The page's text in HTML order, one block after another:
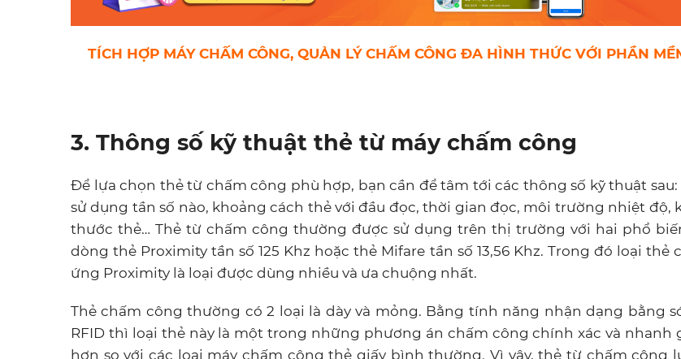
TÍCH HỢP MÁY CHẤM CÔNG, QUẢN LÝ CHẤM CÔNG ĐA HÌNH THỨC VỚI PHẦN
3. Thông số kỹ thuật thẻ từ máy chấm công
Để lựa chọn thẻ từ chấm công phù hợp, bạn cần để tâm tới các thông số kỹ thuật sau:
sử dụng tần số nào, khoảng cách thẻ với đầu đọc, thời gian đọc, môi trường nhiệt độ,
thước thẻ… Thẻ từ chấm công thường được sử dụng trên thị trường với hai phổ
dòng thẻ Proximity tần số 125 Khz hoặc thẻ Mifare tần số 13,56 Khz. Trong đó loại thẻ
ứng Proximity là loại được dùng nhiều và ưa chuộng nhất.
Thẻ chấm công thường có 2 loại là dày và mỏng. Bằng tính năng nhận dạng bằng
RFID thì loại thẻ này là một trong những phương án chấm công chính xác và nhanh
hơn so với các loại máy chấm công thẻ giấy bình thường. Vì vậy, thẻ từ chấm công